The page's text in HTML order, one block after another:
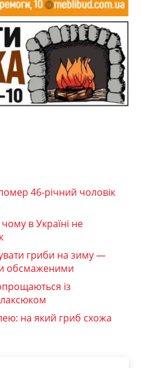
46-річний чоловік
в Україні не
гриби на зиму —
обсмаженими
із
на який гриб схожа